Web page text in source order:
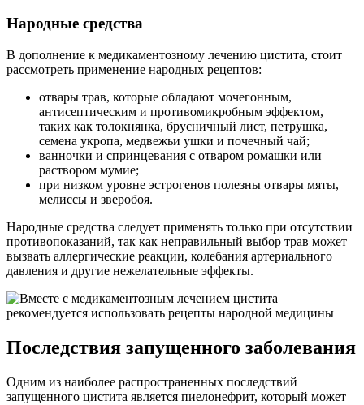
Народные средства
В дополнение к медикаментозному лечению цистита, стоит
рассмотреть применение народных рецептов:
отвары трав, которые обладают мочегонным,
антисептическим и противомикробным эффектом,
таких как толокнянка, брусничный лист, петрушка,
семена укропа, медвежьи ушки и почечный чай;
ванночки и спринцевания с отваром ромашки или
раствором мумие;
при низком уровне эстрогенов полезны отвары мяты,
мелиссы и зверобоя.
Народные средства следует применять только при отсутствии
противопоказаний, так как неправильный выбор трав может
вызвать аллергические реакции, колебания артериального
давления и другие нежелательные эффекты.
Последствия запущенного заболевания
Одним из наиболее распространенных последствий
запущенного цистита является пиелонефрит, который может